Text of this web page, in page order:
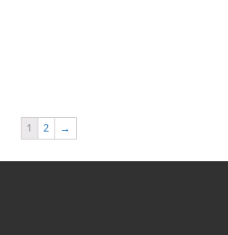
1 2 →